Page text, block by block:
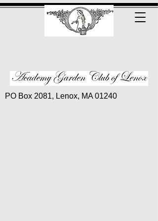
PO Box 2081, Lenox, MA 01240